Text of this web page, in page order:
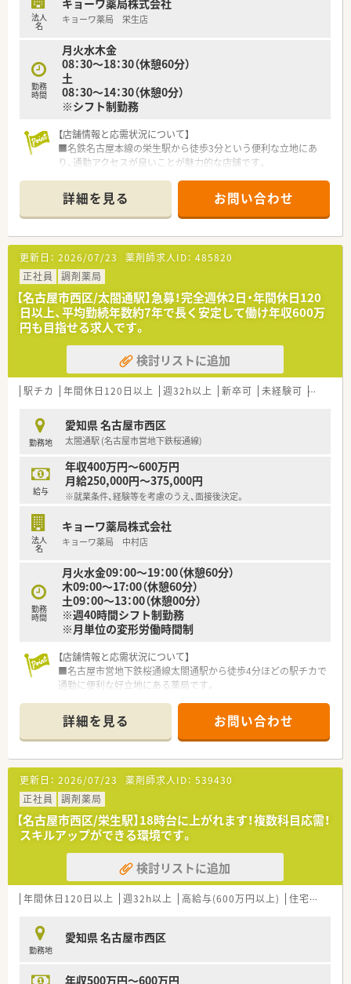
法人
名
キョーワ薬局株式会社
キョーワ薬局 栄生店
勤務
時間
月火水木金
08：30～18：30（休憩60分）
土
08：30～14：30（休憩0分）
※シフト制勤務
【店舗情報と応需状況について】
■名鉄名古屋本線の栄生駅から徒歩3分という便利な立地にあ
り、通勤アクセスが良いことが魅力的な店舗です。
日あたりの処方箋応需枚数は70枚から160枚と幅があります。
■ 勤務薬剤師は常勤3名、非常勤1名、事務員4名が在籍してお
り、安定した体制で業務に取り組める環境です。
【法人特徴について】
■愛知県名古屋市に本社を置き、愛知・岐阜・三重・静岡の東海エ
リアに86店舗以上を展開している地域密着の法人です。
■保険薬局事業のほか、介護事業や在宅支援事業など多方面から
「医療と福祉」を支える事業を展開しています。
■マンツーマン型の出店形態が多く、門前クリニックとの関係構
築はもちろん、地域との繋がりを大切にしていることが特徴で
す。
【求人情報について】
■正社員の勤務薬剤師として、年収は400万円から最大600万円
の範囲で経験等を考慮して決定されます。
■年間休日は120日以上あり、完全週休2日制（日曜、祝日、他1
■借り上げ社宅制度があり、転居を伴う異動の際に家賃相当額の
7割（最大45,000円）まで補助を受けられる福利厚生が充実して
います。
詳細を見る お問い合わせ
更新日： 2026/07/23 薬剤師求人ID： 485820
正社員
調剤薬局
【名古屋市西区/太閤通駅】急募！完全週休2日・年間休日120
日以上、平均勤続年数約7年で長く安定して働け年収600万
円も目指せる求人です。
検討リストに追加
駅チカ 年間休日120日以上 週32h以上 新卒可 未経験可 ブラン
勤務地
愛知県 名古屋市西区
太閤通駅 (名古屋市営地下鉄桜通線)
給与
年収400万円～600万円
月給250,000円～375,000円
※就業条件、経験等を考慮のうえ、面接後決定。
法人
名
キョーワ薬局株式会社
キョーワ薬局 中村店
勤務
時間
月火水金09：00～19：00（休憩60分）
木09:00～17:00（休憩60分）
土09：00～13：00（休憩00分）
※週40時間シフト制勤務
※月単位の変形労働時間制
【店舗情報と応需状況について】
■名古屋市営地下鉄桜通線太閤通駅から徒歩4分ほどの駅チカで
通勤に便利な好立地にある薬局です。
方箋応需枚数は1日あたり10枚程度と非常に落ち着いています。
■勤務薬剤師は常勤3名体制で事務員が4名と手厚い人員配置の
ため、ゆとりを持って業務に取り組むことができます。
【募集背景と求める人物像について】
■地域密着型のマンツーマン薬局として、地域貢献への意欲や働
くことに前向きな方を積極的に募集しています。
■今回は増員を目的とした募集のため、即戦力としてご活躍いた
だける勤務薬剤師を求めている状況であります。
■頭の良さよりも円滑なコミュニケーション能力を重視されて
おり、患者さまや多職種と会話が成り立つ方が歓迎されます。
【法人特徴について】
■愛知・岐阜・三重・静岡の東海エリアに約86店舗を展開し、地域
おり、安定した経営基盤を築いている企業体制です。
詳細を見る お問い合わせ
更新日： 2026/07/23 薬剤師求人ID： 539430
正社員
調剤薬局
【名古屋市西区/栄生駅】18時台に上がれます！複数科目応需！
スキルアップができる環境です。
検討リストに追加
年間休日120日以上 週32h以上 高給与(600万円以上) 住宅補助(手当)あり
勤務地
愛知県 名古屋市西区
年収500万円～600万円